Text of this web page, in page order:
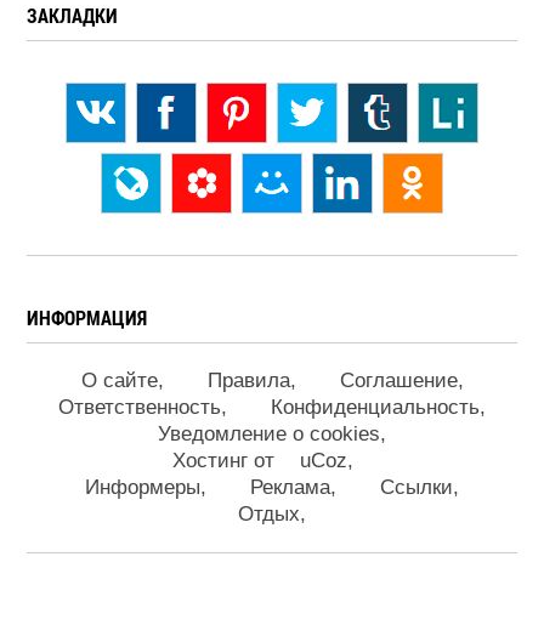
ЗАКЛАДКИ
ИНФОРМАЦИЯ
О сайте Правила
Соглашение
Ответственность
Конфиденциальность
Уведомление о cookies
Хостинг от
uCoz
Информеры
Реклама
Ссылки
Отдых